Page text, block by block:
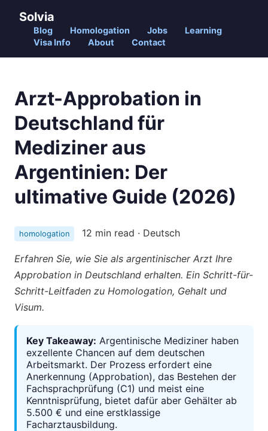
Solvia
Blog Homologation Jobs
Learning
Visa Info
About Contact
Arzt-Approbation in
Deutschland für
Mediziner aus
Argentinien: Der
ultimative Guide (2026)
homologation 12 min read · Deutsch
Erfahren Sie, wie Sie als argentinischer Arzt Ihre
Approbation in Deutschland erhalten. Ein Schritt-für-
Schritt-Leitfaden zu Homologation, Gehalt und
Visum.
Key Takeaway: Argentinische Mediziner haben
exzellente Chancen auf dem deutschen
Arbeitsmarkt. Der Prozess erfordert eine
Anerkennung (Approbation), das Bestehen der
Fachsprachprüfung (C1) und meist eine
Kenntnisprüfung, bietet dafür aber Gehälter ab
5.500 € und eine erstklassige
Facharztausbildung.